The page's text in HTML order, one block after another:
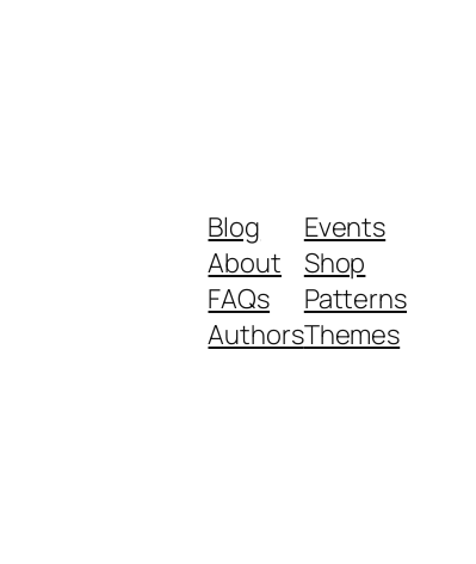
Blog
About
FAQs
Authors
Events
Shop
Patterns
Themes